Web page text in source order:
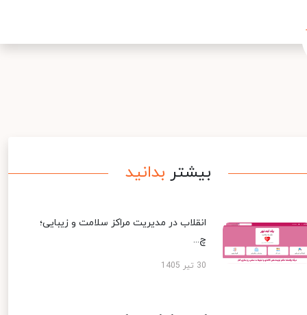
بیشتر بدانید
انقلاب در مدیریت مراکز سلامت و زیبایی؛
چ...
30 تیر 1405